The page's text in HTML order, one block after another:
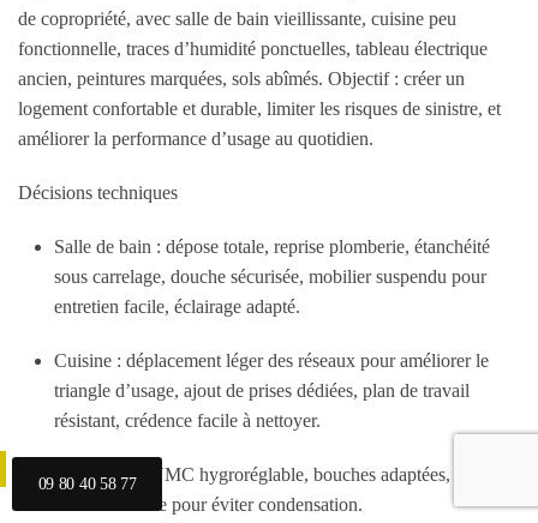
de copropriété, avec salle de bain vieillissante, cuisine peu
fonctionnelle, traces d’humidité ponctuelles, tableau électrique
ancien, peintures marquées, sols abîmés. Objectif : créer un
logement confortable et durable, limiter les risques de sinistre, et
améliorer la performance d’usage au quotidien.
Décisions techniques
Salle de bain : dépose totale, reprise plomberie, étanchéité
sous carrelage, douche sécurisée, mobilier suspendu pour
entretien facile, éclairage adapté.
Cuisine : déplacement léger des réseaux pour améliorer le
triangle d’usage, ajout de prises dédiées, plan de travail
résistant, crédence facile à nettoyer.
Ventilation : VMC hygroréglable, bouches adaptées, entrée
d’air cohérente pour éviter condensation.
09 80 40 58 77